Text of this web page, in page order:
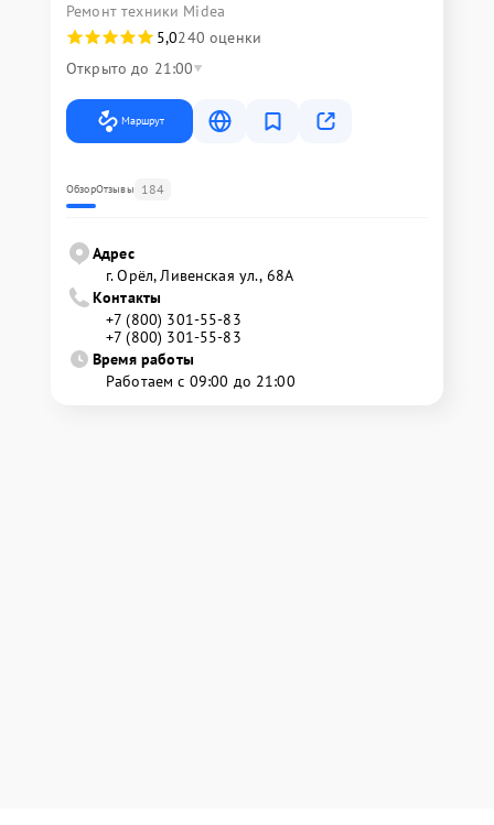
Ремонт техники Midea
5,0240 оценки
Открыто до 21:00
Маршрут
ОбзорОтзывы 184
Адрес
г. Орёл, Ливенская ул., 68А
Контакты
+7 (800) 301-55-83
+7 (800) 301-55-83
Время работы
Работаем с 09:00 до 21:00